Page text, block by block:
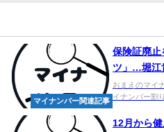
マイナンバー関連記事
保険証廃止
ツ」…堀江
おまえのマイ
イナンバー割
12月から